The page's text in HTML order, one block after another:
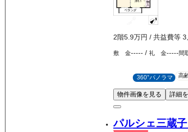
2階5.9万円 / 共益費等
敷 金----- / 礼 金-----間
360°パノラマ 高
物件画像を見る 詳細
パルシェ三蔵